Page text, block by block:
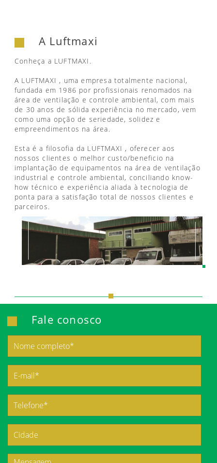
A Luftmaxi
Conheça a LUFTMAXI.
A LUFTMAXI , uma empresa totalmente nacional,
fundada em 1986 por profissionais renomados na
área de ventilação e controle ambiental, com mais
de 30 anos de sólida experiência no mercado, vem
como uma opção de seriedade, solidez e
empreendimentos na área.
Esta é a filosofia da LUFTMAXI , oferecer aos
nossos clientes o melhor custo/beneficio na
implantação de equipamentos na área de ventilação
industrial e controle ambiental, conciliando know-
how técnico e experiência aliada à tecnologia de
ponta para a satisfação total de nossos clientes e
parceiros.
Fale conosco